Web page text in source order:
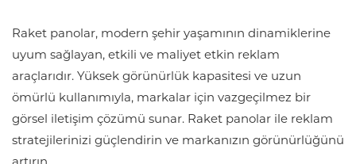
Raket panolar, modern şehir yaşamının dinamiklerine
uyum sağlayan, etkili ve maliyet etkin reklam
araçlarıdır. Yüksek görünürlük kapasitesi ve uzun
ömürlü kullanımıyla, markalar için vazgeçilmez bir
görsel iletişim çözümü sunar. Raket panolar ile reklam
stratejilerinizi güçlendirin ve markanızın görünürlüğünü